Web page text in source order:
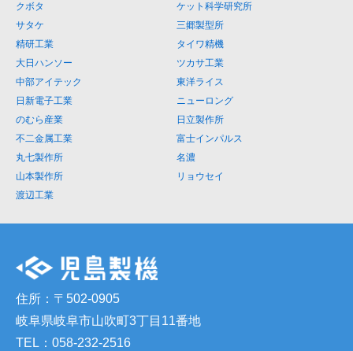
クボタ
ケット科学研究所
サタケ
三郷製型所
精研工業
タイワ精機
大日ハンソー
ツカサ工業
中部アイテック
東洋ライス
日新電子工業
ニューロング
のむら産業
日立製作所
不二金属工業
富士インパルス
丸七製作所
名濃
山本製作所
リョウセイ
渡辺工業
住所：〒502-0905
岐阜県岐阜市山吹町3丁目11番地
TEL：058-232-2516